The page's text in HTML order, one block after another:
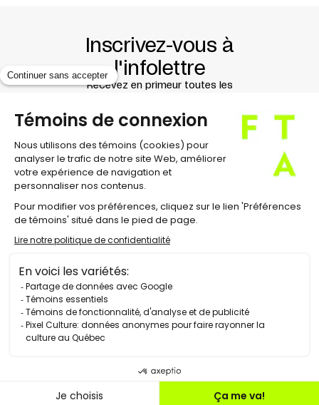
Inscrivez-vous à
l'infolettre
Recevez en primeur toutes les
À propos
Équipe et direction
Contact
Carrières
Salle de presse
Éditions antérieures
Politique de confidentialité
Préférences cookies
© 2026 Festival TransAmériques. Tous droits
réservés.